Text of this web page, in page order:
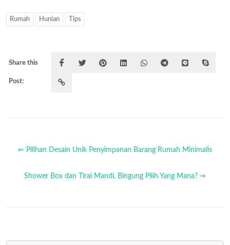
Rumah Hunian Tips
Share this
Post:
⇐ Pilihan Desain Unik Penyimpanan Barang Rumah Minimalis
Shower Box dan Tirai Mandi, Bingung Pilih Yang Mana? ⇒